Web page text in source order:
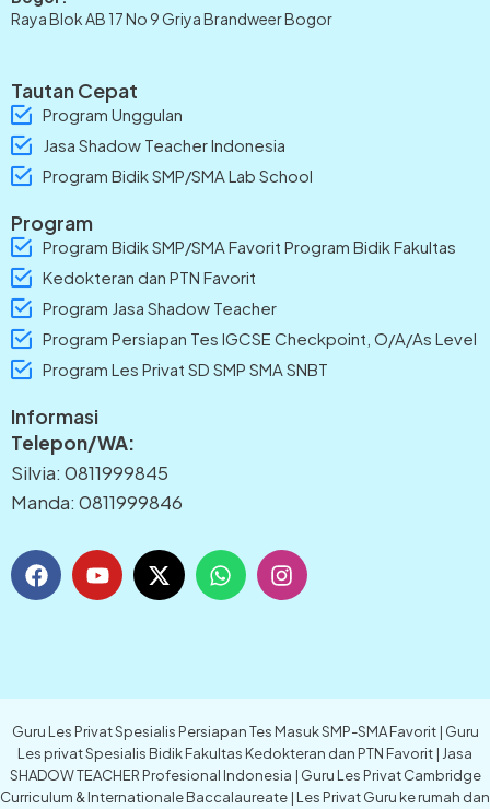
Raya Blok AB 17 No 9 Griya Brandweer Bogor
Tautan Cepat
Program Unggulan
Jasa Shadow Teacher Indonesia
Program Bidik SMP/SMA Lab School
Program
Program Bidik SMP/SMA Favorit Program Bidik Fakultas
Kedokteran dan PTN Favorit
Program Jasa Shadow Teacher
Program Persiapan Tes IGCSE Checkpoint, O/A/As Level
Program Les Privat SD SMP SMA SNBT
Informasi
Telepon/WA:
Silvia: 0811999845
Manda: 0811999846
F
a
c
o
Y
o
u
e
X
-
t
t
e
r
W
h
a
p
I
n
s
r
a
m
Guru Les Privat Spesialis Persiapan Tes Masuk SMP-SMA Favorit | Guru
Les privat Spesialis Bidik Fakultas Kedokteran dan PTN Favorit | Jasa
SHADOW TEACHER Profesional Indonesia | Guru Les Privat Cambridge
Curriculum & Internationale Baccalaureate | Les Privat Guru ke rumah dan